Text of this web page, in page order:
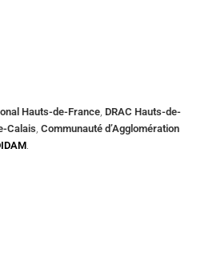
Hauts-de-France, DRAC Hauts-de-
Calais, Communauté d’Agglomération
.